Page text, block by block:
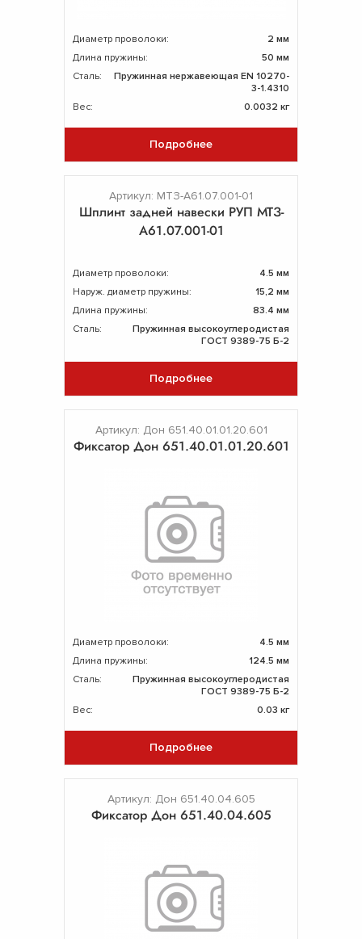
Диаметр проволоки:
2 мм
Длина пружины:
50 мм
Сталь:
Пружинная нержавеющая EN 10270-
3-1.4310
Вес:
0.0032 кг
Подробнее
Артикул: МТЗ-А61.07.001-01
Шплинт задней навески РУП МТЗ-
А61.07.001-01
Диаметр проволоки:
4.5 мм
Наруж. диаметр пружины:
15,2 мм
Длина пружины:
83.4 мм
Сталь:
Пружинная высокоуглеродистая
ГОСТ 9389-75 Б-2
Подробнее
Артикул: Дон 651.40.01.01.20.601
Фиксатор Дон 651.40.01.01.20.601
Диаметр проволоки:
4.5 мм
Длина пружины:
124.5 мм
Сталь:
Пружинная высокоуглеродистая
ГОСТ 9389-75 Б-2
Вес:
0.03 кг
Подробнее
Артикул: Дон 651.40.04.605
Фиксатор Дон 651.40.04.605